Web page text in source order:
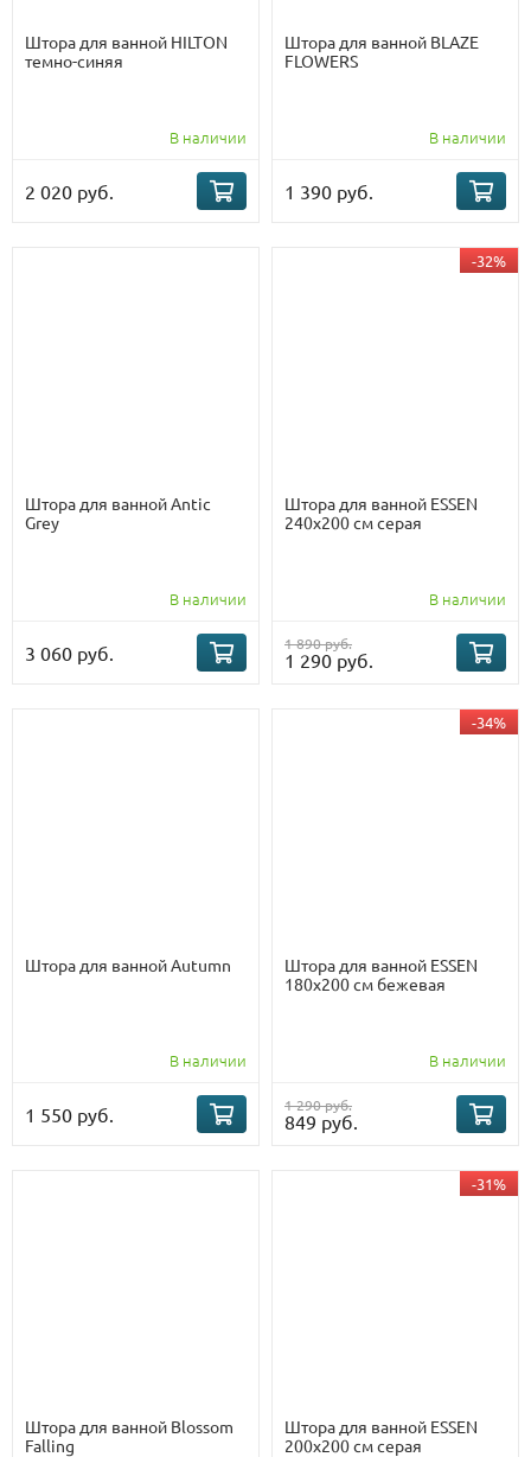
Штора для ванной HILTON
темно-синяя
В наличии
2 020 руб.
Штора для ванной BLAZE
FLOWERS
В наличии
1 390 руб.
Штора для ванной Antic
Grey
В наличии
3 060 руб.
-32%
Штора для ванной ESSEN
240х200 см серая
В наличии
1 890 руб.
1 290 руб.
Штора для ванной Autumn
В наличии
1 550 руб.
-34%
Штора для ванной ESSEN
180х200 см бежевая
В наличии
1 290 руб.
849 руб.
Штора для ванной Blossom
Falling
-31%
Штора для ванной ESSEN
200х200 см серая